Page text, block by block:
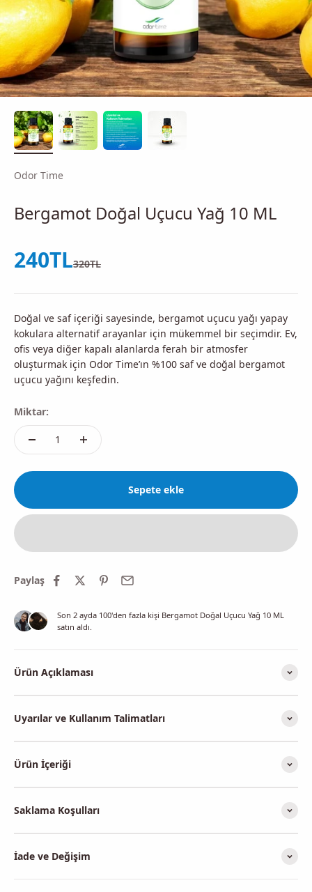
Odor Time
Bergamot Doğal Uçucu Yağ 10 ML
İndirimli fiyat
240TLNormal fiyat
320TL
Doğal ve saf içeriği sayesinde, bergamot uçucu yağı yapay
kokulara alternatif arayanlar için mükemmel bir seçimdir. Ev,
ofis veya diğer kapalı alanlarda ferah bir atmosfer
oluşturmak için Odor Time’ın %100 saf ve doğal bergamot
uçucu yağını keşfedin.
Miktar:
Sepete ekle
Paylaş
Son 2 ayda 100'den fazla kişi Bergamot Doğal Uçucu Yağ 10 ML
satın aldı.
Ürün Açıklaması
Uyarılar ve Kullanım Talimatları
Ürün İçeriği
Saklama Koşulları
İade ve Değişim